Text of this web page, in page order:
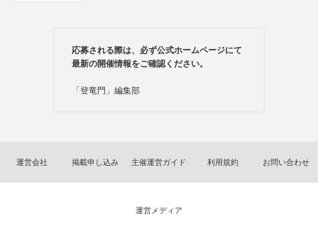
応募される際は、必ず公式ホームページにて
最新の開催情報をご確認ください。
「登竜門」編集部
運営会社 掲載申し込み 主催運営ガイド 利用規約 お問い合わせ
運営メディア